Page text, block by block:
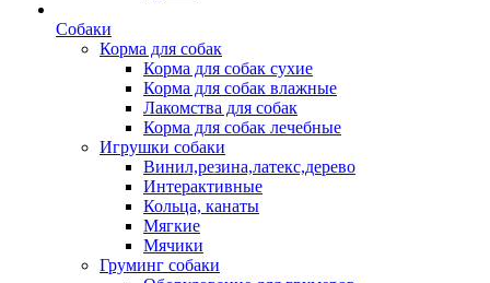
Собаки
Корма для собак
Корма для собак сухие
Корма для собак влажные
Лакомства для собак
Корма для собак лечебные
Игрушки собаки
Винил,резина,латекс,дерево
Интерактивные
Кольца, канаты
Мягкие
Мячики
Груминг собаки